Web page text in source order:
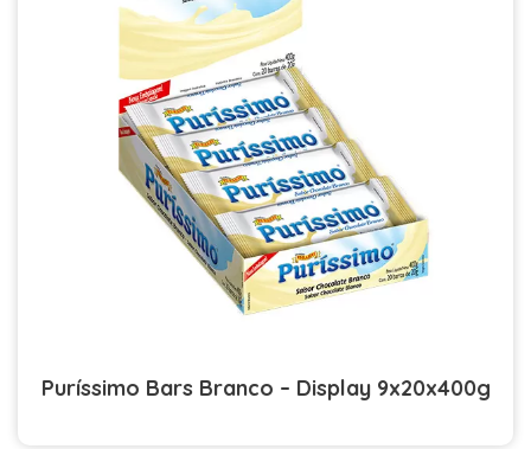
Puríssimo Bars Branco – Display 9x20x400g